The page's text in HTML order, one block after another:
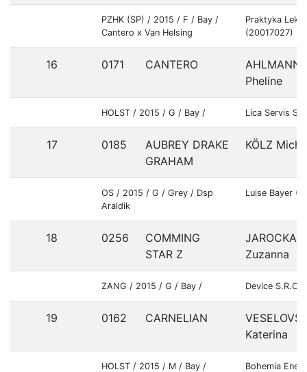
PZHK (SP) / 2015 / F / Bay /
Cantero x Van Helsing
Praktyka
(20017027)
16 0171 CANTERO
AHLMANN
Pheline
HOLST / 2015 / G / Bay / Lica Servis
17 0185
AUBREY DRAKE
GRAHAM
KÖLZ
OS / 2015 / G / Grey / Dsp
Araldik
Luise Bayer
18 0256
COMMING
STAR Z
JAROCKA
Zuzanna
ZANG / 2015 / G / Bay / Device S.R.O.
19 0162 CARNELIAN
Katerina
HOLST / 2015 / M / Bay / Bohemia